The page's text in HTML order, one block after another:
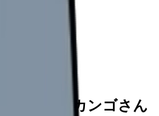
る看護師の方
護管理者の方
看護師の方
いなら、カンゴさん